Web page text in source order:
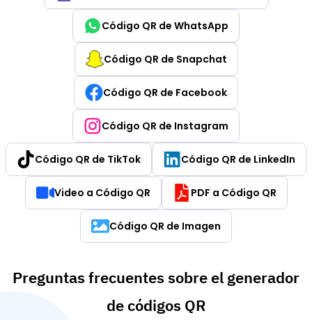
Código QR de WhatsApp
Código QR de Snapchat
Código QR de Facebook
Código QR de Instagram
Código QR de TikTok Código QR de LinkedIn
Video a Código QR PDF a Código QR
Código QR de Imagen
Preguntas frecuentes sobre el generador
de códigos QR